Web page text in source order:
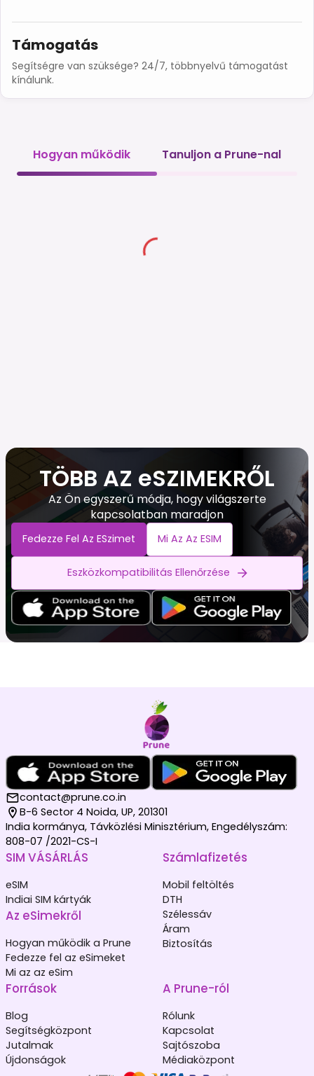
Támogatás
Segítségre van szüksége? 24/7, többnyelvű támogatást
kínálunk.
Hogyan működik Tanuljon a Prune-nal
TÖBB AZ eSZIMEKRŐL
Az Ön egyszerű módja, hogy világszerte
kapcsolatban maradjon
Fedezze Fel Az ESzimet Mi Az Az ESIM
Eszközkompatibilitás Ellenőrzése
contact@prune.co.in
B-6 Sector 4 Noida, UP, 201301
India kormánya, Távközlési Minisztérium, Engedélyszám:
808-07 /2021-CS-I
SIM VÁSÁRLÁS
eSIM
Indiai SIM kártyák
Az eSimekről
Hogyan működik a Prune
Fedezze fel az eSimeket
Mi az az eSim
Számlafizetés
Mobil feltöltés
DTH
Szélessáv
Áram
Biztosítás
Források
Blog
Segítségközpont
Jutalmak
Újdonságok
A Prune-ról
Rólunk
Kapcsolat
Sajtószoba
Médiaközpont